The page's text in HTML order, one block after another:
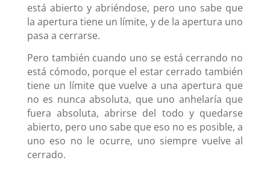
está abierto y abriéndose, pero uno sabe que
la apertura tiene un límite, y de la apertura uno
pasa a cerrarse.
Pero también cuando uno se está cerrando no
está cómodo, porque el estar cerrado también
tiene un límite que vuelve a una apertura que
no es nunca absoluta, que uno anhelaría que
fuera absoluta, abrirse del todo y quedarse
abierto, pero uno sabe que eso no es posible, a
uno eso no le ocurre, uno siempre vuelve al
cerrado.